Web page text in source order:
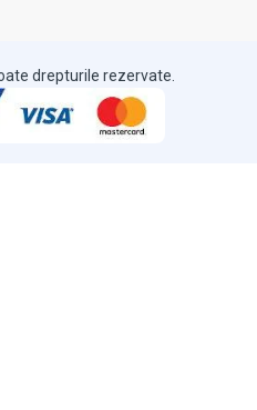
drepturile rezervate.